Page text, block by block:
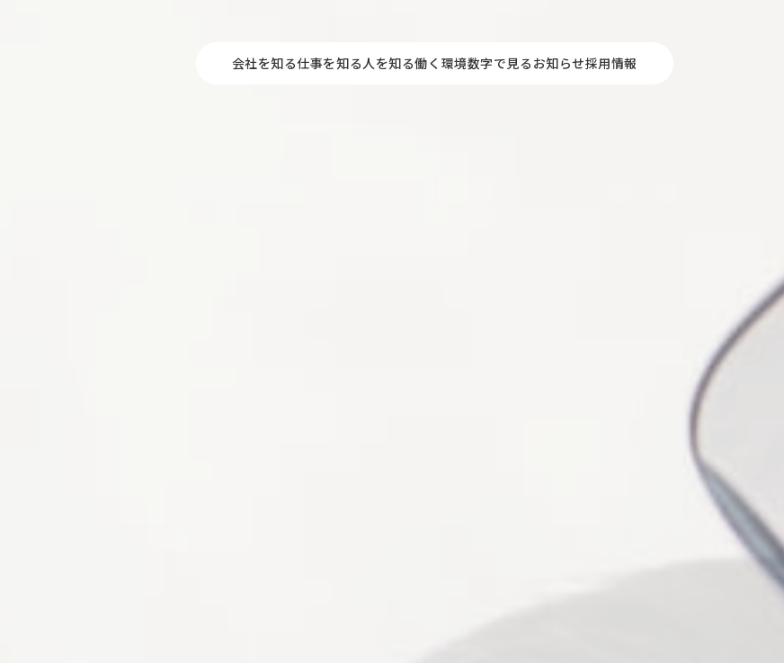
会社を知る仕事を知る人を知る働く環境数字で見る お知らせ採用情報